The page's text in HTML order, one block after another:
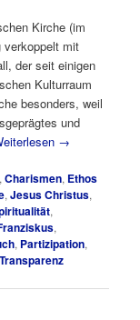
Kirche (im
verkoppelt mit
der seit einigen
Kulturraum
besonders, weil
und
→
,Charismen, Ethos
,Jesus Christus,
,
,
, Partizipation,
Transparenz